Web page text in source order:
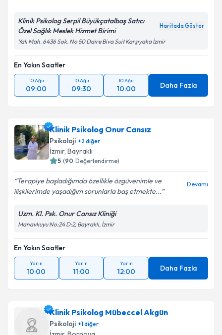
Klinik Psikolog Serpil Büyükçatalbaş Satıcı
Özel Sağlık Meslek Hizmet Birimi
Haritada Göster
Yalı Mah. 6436 Sok. No 50 Daire Biva Suit Karşıyaka İzmir
En Yakın Saatler
10 Ağu
09:00
10 Ağu
09:30
10 Ağu
10:00 Daha Fazla
Klinik Psikolog Onur Cansız
Psikoloji +2 diğer
İzmir, Bayraklı
5 (90 Değerlendirme)
Terapiye başladığımda özellikle özgüvenimle ve
ilişkilerimde yaşadığım sorunlarla baş etmekte...
Devamı
Uzm. Kl. Psk. Onur Cansız Kliniği
Manavkuyu No:24 D:2, Bayraklı, İzmir
En Yakın Saatler
Yarın
10:00
Yarın
11:00
Yarın
12:00 Daha Fazla
Klinik Psikolog Mübeccel Akgün
Psikoloji +1diğer